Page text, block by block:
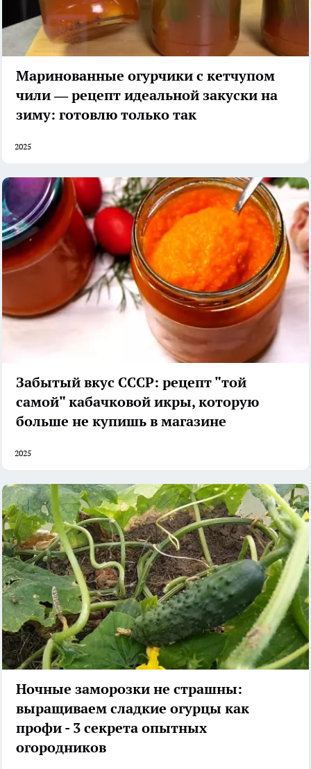
Маринованные огурчики с кетчупом
чили — рецепт идеальной закуски на
зиму: готовлю только так
2025
Забытый вкус СССР: рецепт "той
самой" кабачковой икры, которую
больше не купишь в магазине
2025
Ночные заморозки не страшны:
выращиваем сладкие огурцы как
профи - 3 секрета опытных
огородников